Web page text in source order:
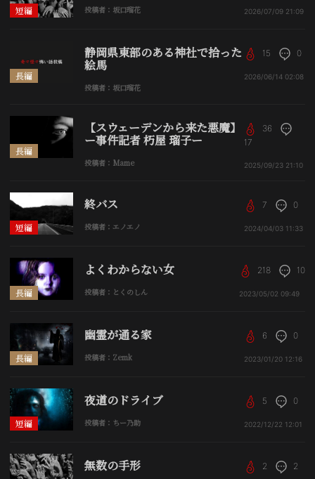
短編 投稿者：坂口瑠花 2026/07/09 21:09
長編
静岡県東部のある神社で拾った
絵馬
投稿者：坂口瑠花
15 0
2026/06/14 02:08
長編
【スウェーデンから来た悪魔】
ー事件記者 朽屋 瑠子ー
投稿者：Mame
36
17
2025/09/23 21:10
短編
終バス
投稿者：エノエノ
7 0
2024/04/03 11:33
長編
よくわからない女
投稿者：とくのしん
218 10
2023/05/02 09:49
長編
幽霊が通る家
投稿者：Zemk
6 0
2023/01/20 12:16
短編
夜道のドライブ
投稿者：ちー乃助
5 0
2022/12/22 12:01
無数の手形 2 2